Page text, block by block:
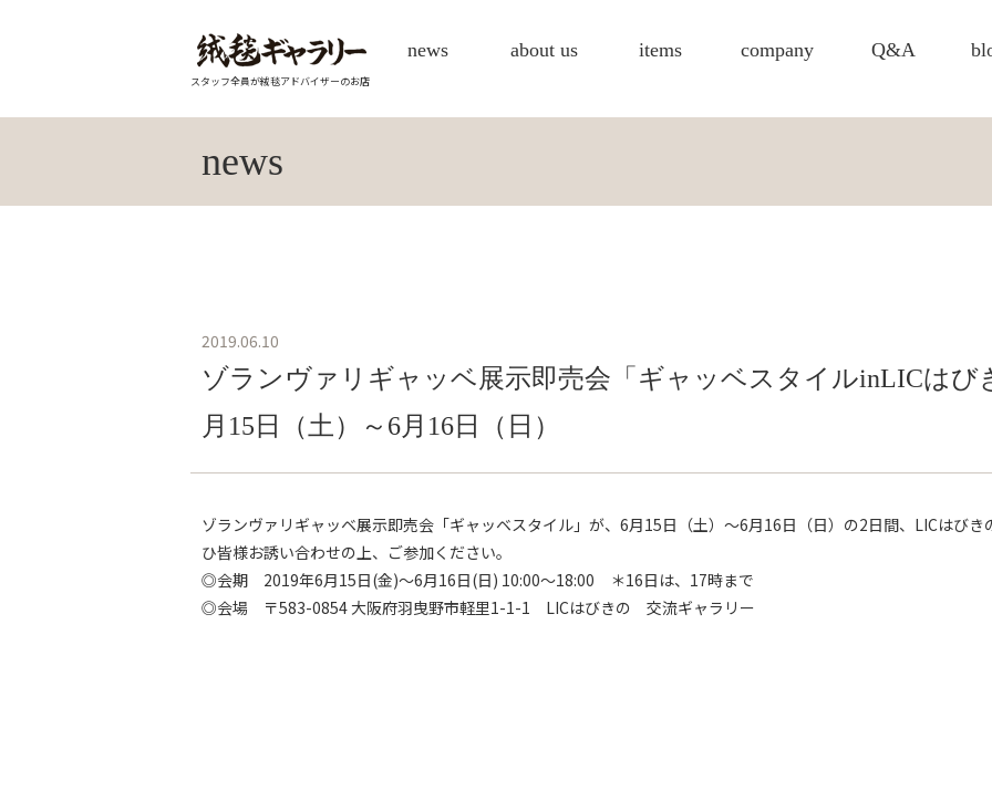
スタッフ全員が絨毯アドバイザーのお店
news about us items company Q&A
news
2019.06.10
ゾランヴァリギャッベ展示即売会「ギャッベスタイルinLICはび
月15日（土）～6月16日（日）
ゾランヴァリギャッベ展示即売会「ギャッベスタイル」が、6月15日（土）～6月16日（日）の2日間、LICはび
ひ皆様お誘い合わせの上、ご参加ください。
◎会期 2019年6月15日(金)～6月16日(日) 10:00～18:00 ＊16日は、17時まで
◎会場 〒583-0854 大阪府羽曳野市軽里1-1-1 LICはびきの 交流ギャラリー